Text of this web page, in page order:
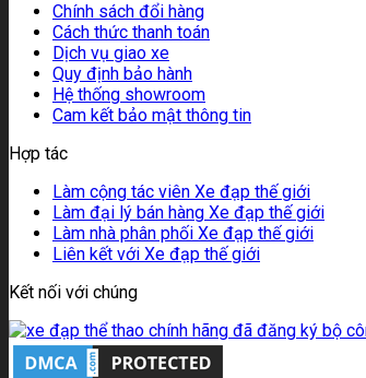
Chính sách đổi hàng
Cách thức thanh toán
Dịch vụ giao xe
Quy định bảo hành
Hệ thống showroom
Cam kết bảo mật thông tin
Hợp tác
Làm cộng tác viên Xe đạp thế giới
Làm đại lý bán hàng Xe đạp thế giới
Làm nhà phân phối Xe đạp thế giới
Liên kết với Xe đạp thế giới
Kết nối với chúng